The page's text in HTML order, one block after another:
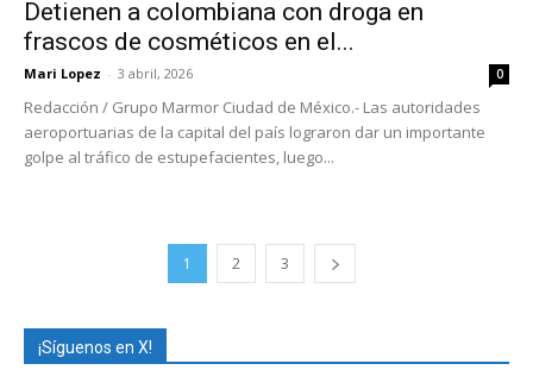
Detienen a colombiana con droga en
frascos de cosméticos en el...
Mari Lopez - 3 abril, 2026 0
Redacción / Grupo Marmor Ciudad de México.- Las autoridades
aeroportuarias de la capital del país lograron dar un importante
golpe al tráfico de estupefacientes, luego...
1 2 3
¡Síguenos en X!